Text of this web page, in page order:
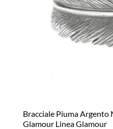
Bracciale Piuma Argento
Glamour Linea Glamour